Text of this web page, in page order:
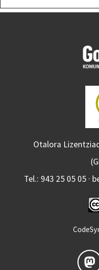
Otalora
Tel.: 943 25 05 05 ·